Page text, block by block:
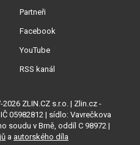
Partneři
Facebook
YouTube
RSS kanál
ZLIN.CZ s.r.o. | Zlin.cz -
05982812 | sídlo: Vavrečkova
soudu v Brně, oddíl C 98972 |
a autorského díla